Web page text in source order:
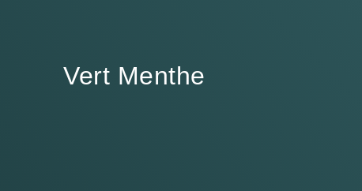
Vert Menthe